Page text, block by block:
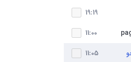
19:19
11:00
11:05